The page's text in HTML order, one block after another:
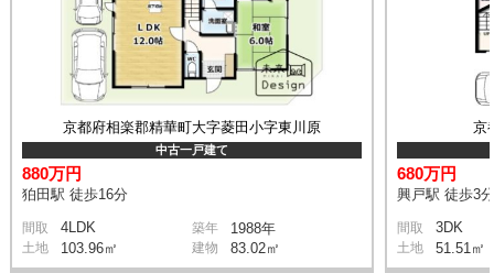
京都府相楽郡精華町大字菱田小字東川原
中古一戸建て
880万円
狛田駅 徒歩16分
間取 4LDK 築年 1988年
土地 103.96㎡ 建物 83.02㎡
京
680万円
興戸駅 徒歩3分
間取 3DK
土地 51.51㎡